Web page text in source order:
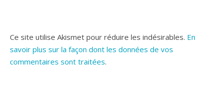
Ce site utilise Akismet pour réduire les indésirables. En
savoir plus sur la façon dont les données de vos
commentaires sont traitées.